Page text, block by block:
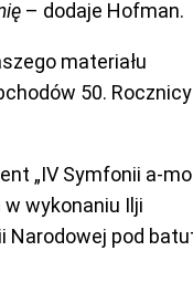
– dodaje Hofman.
materiału
50. Rocznicy
„IV Symfonii a-
w wykonaniu Ilji
Narodowej pod